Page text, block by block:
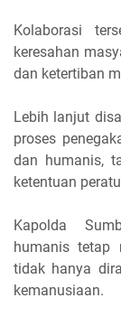
Kolaborasi
keresahan
dan ketertiban
Lebih lanjut
proses
dan humanis,
ketentuan
Kapolda
humanis tetap
tidak hanya
kemanusiaan.